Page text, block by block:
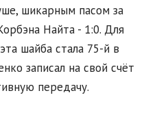
шикарным пасом за
Найта - 1:0. Для
шайба стала 75-й в
записал на свой счёт
передачу.